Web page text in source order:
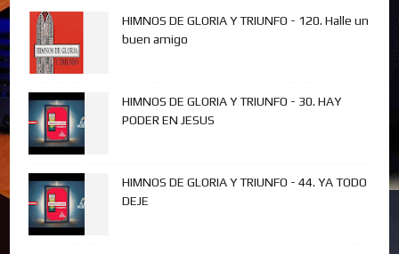
HIMNOS DE GLORIA Y TRIUNFO - 120. Halle un
buen amigo
HIMNOS DE GLORIA Y TRIUNFO - 30. HAY
PODER EN JESUS
HIMNOS DE GLORIA Y TRIUNFO - 44. YA TODO
DEJE